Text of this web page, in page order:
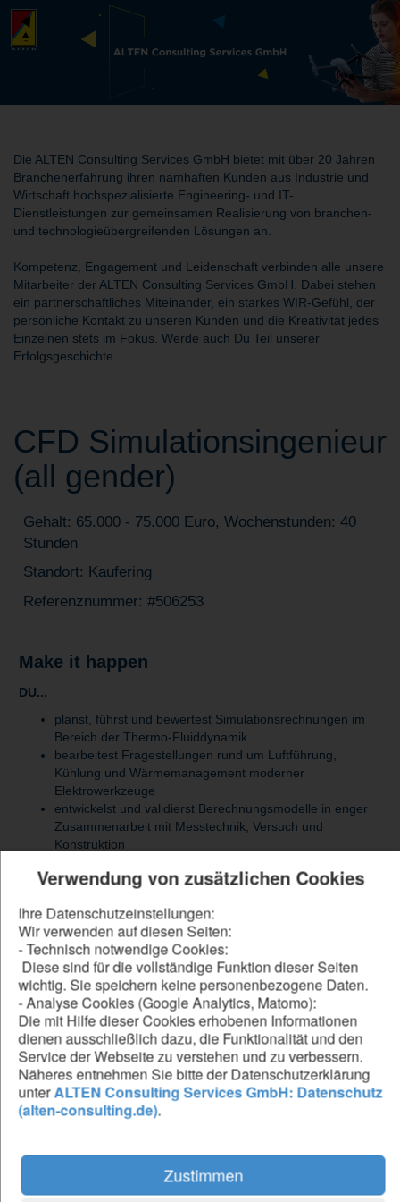
Verwendung von zusätzlichen Cookies
Ihre Datenschutzeinstellungen:
Wir verwenden auf diesen Seiten:
- Technisch notwendige Cookies:
Diese sind für die vollständige Funktion dieser Seiten
wichtig. Sie speichern keine personenbezogene Daten.
- Analyse Cookies (Google Analytics, Matomo):
Die mit Hilfe dieser Cookies erhobenen Informationen
dienen ausschließlich dazu, die Funktionalität und den
Service der Webseite zu verstehen und zu verbessern.
Näheres entnehmen Sie bitte der Datenschutzerklärung
unterALTEN Consulting Services GmbH: Datenschutz
(alten-consulting.de).
Zustimmen
Die ALTEN Consulting Services GmbH bietet mit über 20 Jahren
Branchenerfahrung ihren namhaften Kunden aus Industrie und
Wirtschaft hochspezialisierte Engineering- und IT-
Dienstleistungen zur gemeinsamen Realisierung von branchen-
und technologieübergreifenden Lösungen an.
Kompetenz, Engagement und Leidenschaft verbinden alle unsere
Mitarbeiter der ALTEN Consulting Services GmbH. Dabei stehen
ein partnerschaftliches Miteinander, ein starkes WIR-Gefühl, der
persönliche Kontakt zu unseren Kunden und die Kreativität jedes
Einzelnen stets im Fokus. Werde auch Du Teil unserer
Erfolgsgeschichte.
CFD Simulationsingenieur
(all gender)
Gehalt: 65.000 - 75.000 Euro, Wochenstunden: 40
Stunden
Standort: Kaufering
Referenznummer: #506253
Make it happen
DU...
planst, führst und bewertest Simulationsrechnungen im
Bereich der Thermo-Fluiddynamik
bearbeitest Fragestellungen rund um Luftführung,
Kühlung und Wärmemanagement moderner
Elektrowerkzeuge
entwickelst und validierst Berechnungsmodelle in enger
Zusammenarbeit mit Messtechnik, Versuch und
Konstruktion
Simulationsprozessen und Modellierungsstrategien
Entwicklungsprojekte ein und trägst aktiv zur
Produktoptimierung bei
Be our forward thinker
DU...
hast ein erfolgreich abgeschlossenes Studium (Diplom,
Master oder Promotion) im Maschinenbau oder einer
vergleichbaren Fachrichtung
verfügst über fundierte Kenntnisse
Finite-Volumen-Verfahrens für stationäre und transiente